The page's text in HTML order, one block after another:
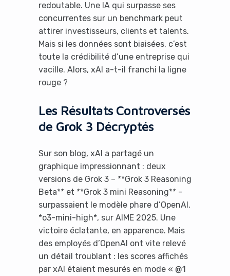
redoutable. Une IA qui surpasse ses
concurrentes sur un benchmark peut
attirer investisseurs, clients et talents.
Mais si les données sont biaisées, c’est
toute la crédibilité d’une entreprise qui
vacille. Alors, xAI a-t-il franchi la ligne
rouge ?
Les Résultats Controversés
de Grok 3 Décryptés
Sur son blog, xAI a partagé un
graphique impressionnant : deux
versions de Grok 3 – **Grok 3 Reasoning
Beta** et **Grok 3 mini Reasoning** –
surpassaient le modèle phare d’OpenAI,
*o3-mini-high*, sur AIME 2025. Une
victoire éclatante, en apparence. Mais
des employés d’OpenAI ont vite relevé
un détail troublant : les scores affichés
par xAI étaient mesurés en mode « @1